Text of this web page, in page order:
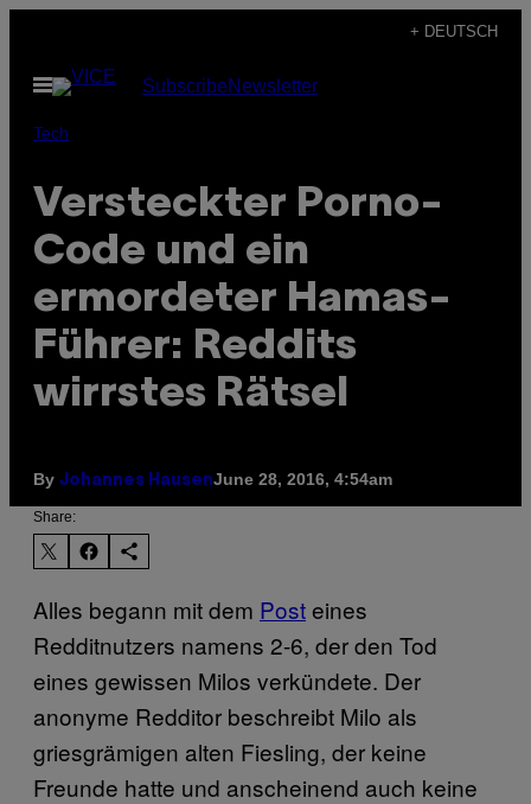
content
+ DEUTSCH
Open
Menu
SubscribeNewsletter
Tech
Versteckter Porno-
Code und ein
ermordeter Hamas-
Führer: Reddits
wirrstes Rätsel
By Johannes HausenJune 28, 2016, 4:54am
Share:
Alles begann mit dem Posteines
Redditnutzers namens 2-6, der den Tod
eines gewissen Milos verkündete. Der
anonyme Redditor beschreibt Milo als
griesgrämigen alten Fiesling, der keine
Freunde hatte und anscheinend auch keine